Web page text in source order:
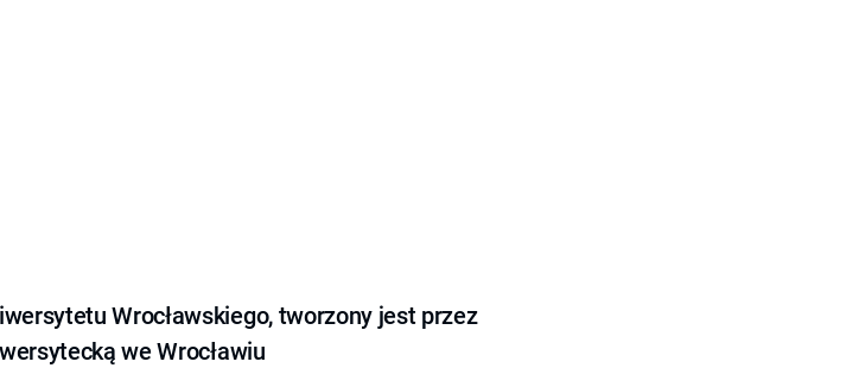
Wrocławskiego, tworzony jest przez
we Wrocławiu